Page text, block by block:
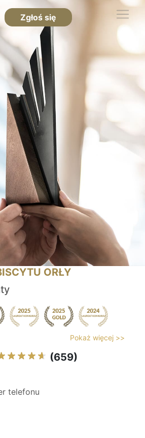
Zgłoś się
ORŁY
Pokaż więcej >>
(659)
telefonu